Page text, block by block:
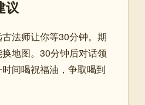
议
法师让你等30分钟。期
地图。30分钟后对话领
间喝祝福油，争取喝到